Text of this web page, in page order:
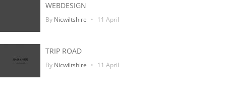
WEBDESIGN
By Nicwiltshire 11 April
TRIP ROAD
By Nicwiltshire 11 April